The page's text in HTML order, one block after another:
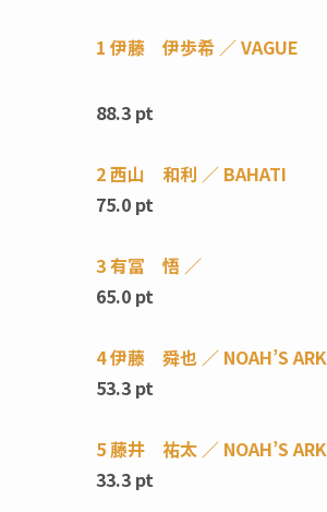
1 伊藤 伊歩希 ／ VAGUE
88.3 pt
2 西山 和利 ／ BAHATI
75.0 pt
3 有冨 悟 ／
65.0 pt
4 伊藤 舜也 ／ NOAH’S ARK
53.3 pt
5 藤井 祐太 ／ NOAH’S ARK
33.3 pt